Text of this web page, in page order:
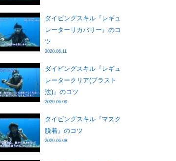
ダイビングスキル『レギュ
レーターリカバリー』のコ
ツ
2020.06.11
ダイビングスキル『レギュ
レータークリア(ブラスト
法)』のコツ
2020.06.09
ダイビングスキル『マスク
脱着』のコツ
2020.06.08